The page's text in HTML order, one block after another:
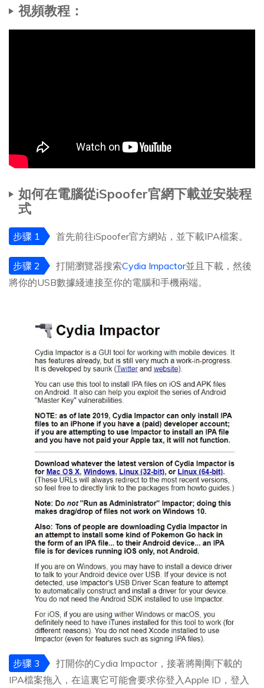
視頻教程：
如何在電腦從iSpoofer官網下載並安裝程
式
步骤 1 首先前往iSpoofer官方網站，並下載IPA檔案。
步骤 2 打開瀏覽器搜索Cydia Impactor並且下載，然後
將你的USB數據綫連接至你的電腦和手機兩端。
步骤 3
打開你的Cydia Impactor，接著將剛剛下載的
IPA檔案拖入，在這裏它可能會要求你登入Apple ID，登入